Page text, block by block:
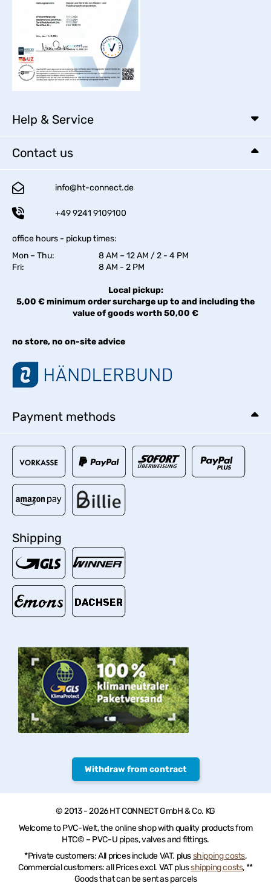
Help & Service
Contact us
info@ht-connect.de
+49 9241 9109100
office hours - pickup times:
Mon – Thu:
8 AM – 12 AM / 2 - 4 PM
Fri:
8 AM - 2 PM
Local pickup:
5,00 € minimum order surcharge up to and including the
value of goods worth 50,00 €
no store, no on-site advice
Payment methods
Shipping
Withdraw from contract
© 2013 - 2026 HT CONNECT GmbH & Co. KG
Welcome to PVC-Welt, the online shop with quality products from
HTC© – PVC-U pipes, valves and fittings.
*Private customers: All prices include VAT. plusshipping costs,
Commercial customers: all Prices excl. VAT plusshipping costs, **
Goods that can be sent as parcels